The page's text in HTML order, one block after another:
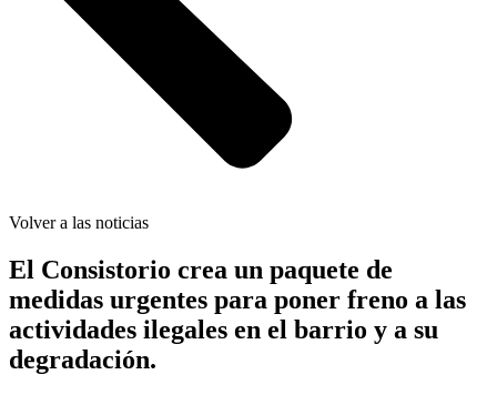
Volver a las noticias
El Consistorio crea un paquete de
medidas urgentes para poner freno a las
actividades ilegales en el barrio y a su
degradación.